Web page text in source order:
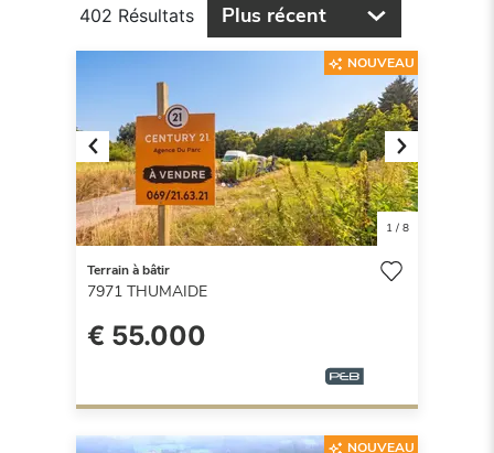
402 Résultats Plus récent
Previous Next
1/ 8
NOUVEAU
Terrain à bâtir
7971 THUMAIDE
€ 55.000
NOUVEAU